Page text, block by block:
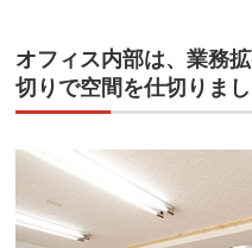
オフィス内部は、業務
切りで空間を仕切りまし